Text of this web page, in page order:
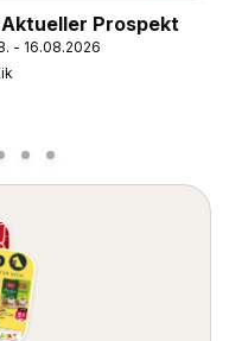
Aktueller Prospekt
- 16.08.2026